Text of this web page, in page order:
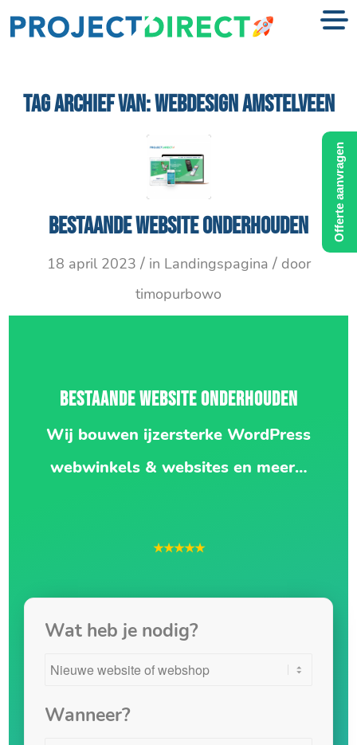
TAG ARCHIEF VAN:WEBDESIGN AMSTELVEEN
Bestaande website onderhouden
18 april 2023 / in Landingspagina / door
timopurbowo
BESTAANDE WEBSITE ONDERHOUDEN
Wij bouwen ijzersterke WordPress
webwinkels & websites en meer…
★★★★★
Wat heb je nodig?
Wanneer?
Offerte aanvragen